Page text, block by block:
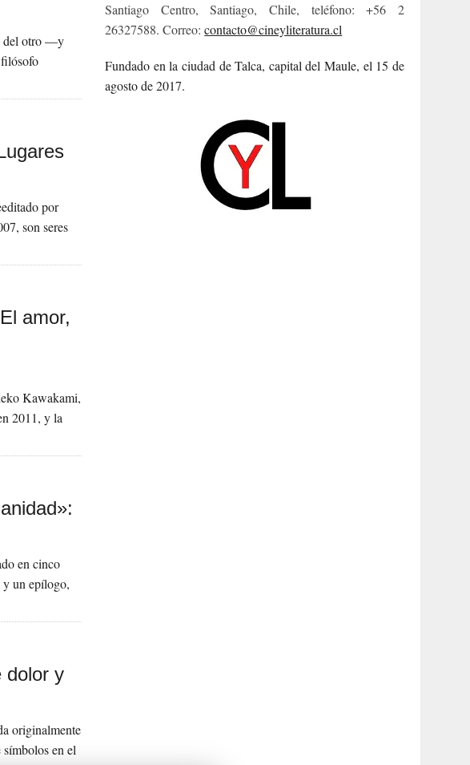
del otro —y
por
son seres
amor,
Kawakami,
2011, y la
en cinco
y un epílogo,
dolor y
originalmente
en el
Santiago Centro, Santiago, Chile, teléfono: +56 2
26327588. Correo:contacto@cineyliteratura.cl
Fundado en la ciudad de Talca, capital del Maule, el 15 de
agosto de 2017.